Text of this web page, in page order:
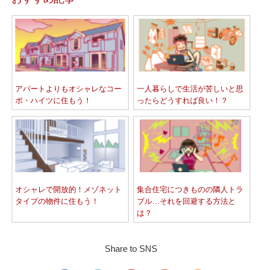
アパートよりもオシャレなコー
ポ・ハイツに住もう！
一人暮らしで生活が苦しいと思
ったらどうすれば良い！？
オシャレで開放的！メゾネット
タイプの物件に住もう！
集合住宅につきものの隣人トラ
ブル…それを回避する方法と
は？
Share to SNS